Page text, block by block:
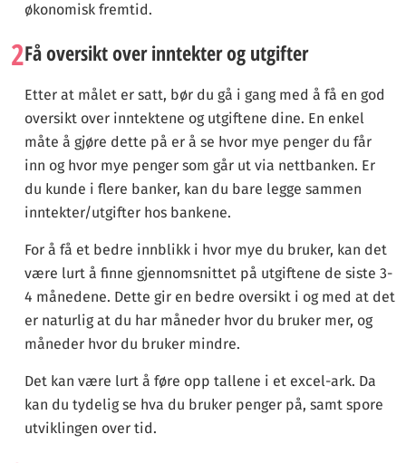
økonomisk fremtid.
2Få oversikt over inntekter og utgifter
Etter at målet er satt, bør du gå i gang med å få en god
oversikt over inntektene og utgiftene dine. En enkel
måte å gjøre dette på er å se hvor mye penger du får
inn og hvor mye penger som går ut via nettbanken. Er
du kunde i flere banker, kan du bare legge sammen
inntekter/utgifter hos bankene.
For å få et bedre innblikk i hvor mye du bruker, kan det
være lurt å finne gjennomsnittet på utgiftene de siste 3-
4 månedene. Dette gir en bedre oversikt i og med at det
er naturlig at du har måneder hvor du bruker mer, og
måneder hvor du bruker mindre.
Det kan være lurt å føre opp tallene i et excel-ark. Da
kan du tydelig se hva du bruker penger på, samt spore
utviklingen over tid.